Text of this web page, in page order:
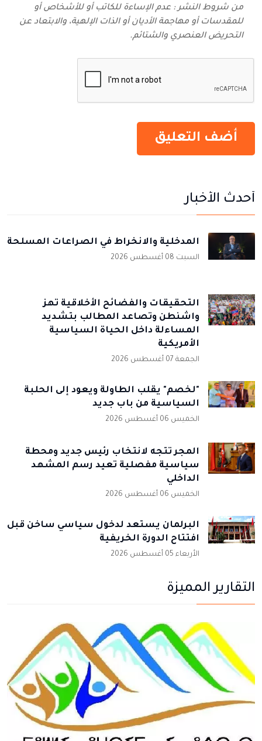
من شروط النشر : عدم الإساءة للكاتب أو للأشخاص أو
للمقدسات أو مهاجمة الأديان أو الذات الإلهية، والابتعاد عن
التحريض العنصري والشتائم‬.
أحدث الأخبار
المدخلية والانخراط في الصراعات المسلحة
السبت 08 أغسطس 2026
التحقيقات والفضائح الأخلاقية تهز
واشنطن وتصاعد المطالب بتشديد
المساءلة داخل الحياة السياسية
الأمريكية
الجمعة 07 أغسطس 2026
"لخصم" يقلب الطاولة ويعود إلى الحلبة
السياسية من باب جديد
الخميس 06 أغسطس 2026
المجر تتجه لانتخاب رئيس جديد ومحطة
سياسية مفصلية تعيد رسم المشهد
الداخلي
الخميس 06 أغسطس 2026
البرلمان يستعد لدخول سياسي ساخن قبل
افتتاح الدورة الخريفية
الأربعاء 05 أغسطس 2026
التقارير المميزة